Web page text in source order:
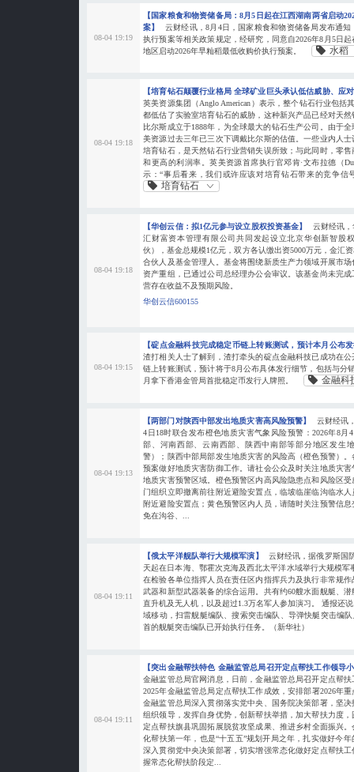
08-04 19:19
【国家粮食和物资储备局：8月5日起在江西湖南两省启动
案】
云财经讯，8月4日，国家粮食和物资储备局发布通
执行预案等相关政策规定，经研究，同意自2026年8月5日
地区启动2026年早籼稻最低收购价执行预案。
水稻
08-04 19:18
【培育钻石颠覆行业格局 全球矿业巨头承认低估威胁、应
英美资源集团（Anglo American）表示，整个钻石行业包括
都低估了实验室培育钻石的威胁，这种新兴产品已经对天
比尔斯成立于1888年，为全球最大的钻石生产公司。由于
美资源过去三年已三次下调戴比尔斯的估值。一些业内人
培育钻石，是天然钻石行业营销失误所致；与此同时，零
和更高的利润率。英美资源首席执行官邓肯·文布拉德（
示：“事后看来，我们或许应该对培育钻石带来的竞争信
培育钻石
08-04 19:18
【华创云信：拟1亿元参与设立股权投资基金】
云财经讯
汇财富资本管理有限公司共同发起设立北京华创新智股
伙），基金总规模1亿元，双方各认缴出资5000万元，金汇
合伙人及基金管理人。基金将围绕新质生产力领域开展市
资产重组，已通过公司总经理办公会审议。该基金尚未完
营存在收益不及预期风险。
华创云信600155
08-04 19:15
【碇点金融科技完成稳定币链上转账测试，预计本月公布
渣打相关人士了解到，渣打牵头的碇点金融科技已成功在
链上转账测试，预计将于8月公布具体发行细节，包括与分
月拿下香港金管局首批稳定币发行人牌照。
金融科
08-04 19:13
【两部门对陕西中部发出地质灾害高风险预警】
云财经讯
4日18时联合发布橙色地质灾害气象风险预警：2026年8月
部、河南西部、云南西部、陕西中南部等部分地区发生
警）；陕西中部局部发生地质灾害的风险高（橙色预警）
预案做好地质灾害防御工作。请社会公众及时关注地质灾
地质灾害预警区域。橙色预警区内高风险隐患点和风险区
门组织立即撤离前往附近避险安置点，临坡临崖临沟临水
附近避险安置点；黄色预警区内人员，请随时关注预警信
免在沟谷、...
08-04 19:11
【俄太平洋舰队举行大规模军演】
云财经讯，据俄罗斯国
天起在日本海、鄂霍次克海及西北太平洋水域举行大规模军
在检验各单位指挥人员在责任区内指挥兵力及执行非常规
武器和新型武器装备的综合运用。共有约60艘水面舰艇、
直升机及无人机，以及超过1.3万名军人参加演习。 通报还
域移动，扫雷舰艇编队、搜索突击编队、导弹快艇突击编
首的舰艇突击编队已开始执行任务。（新华社）
08-04 19:11
【突出金融帮扶特色 金融监管总局召开定点帮扶工作领导
金融监管总局官网消息，日前，金融监管总局召开定点帮
2025年金融监管总局定点帮扶工作成效，安排部署2026年
金融监管总局深入贯彻落实党中央、国务院决策部署，坚
组织领导，发挥自身优势，创新帮扶举措，加大帮扶力度
定点帮扶旗县巩固拓展脱贫攻坚成果、推进乡村全面振兴
化帮扶第一年，也是“十五五”规划开局之年，扎实做好今
深入贯彻党中央决策部署，切实增强常态化做好定点帮扶
握常态化帮扶阶段定...